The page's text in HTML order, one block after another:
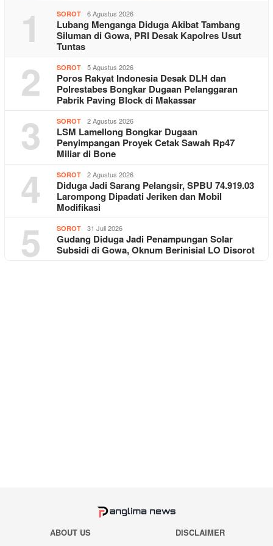
1 SOROT 6 Agustus 2026
Lubang Menganga Diduga Akibat Tambang
Siluman di Gowa, PRI Desak Kapolres Usut
Tuntas
2 SOROT 5 Agustus 2026
Poros Rakyat Indonesia Desak DLH dan
Polrestabes Bongkar Dugaan Pelanggaran
Pabrik Paving Block di Makassar
3 SOROT 2 Agustus 2026
LSM Lamellong Bongkar Dugaan
Penyimpangan Proyek Cetak Sawah Rp47
Miliar di Bone
4 SOROT 2 Agustus 2026
Diduga Jadi Sarang Pelangsir, SPBU 74.919.03
Larompong Dipadati Jeriken dan Mobil
Modifikasi
5 SOROT 31 Juli 2026
Gudang Diduga Jadi Penampungan Solar
Subsidi di Gowa, Oknum Berinisial LO Disorot
ABOUT US
DISCLAIMER